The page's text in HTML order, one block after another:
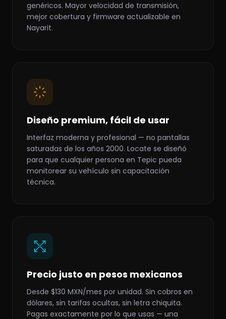
genéricos. Mayor velocidad de transmisión,
mejor cobertura y firmware actualizable en
Nayarit.
Diseño premium, fácil de usar
Interfaz moderna y profesional — no pantallas
saturadas de los años 2000. Locate se diseñó
para que cualquier persona en Tepic pueda
monitorear su vehículo sin capacitación
técnica.
Precio justo en pesos mexicanos
Desde $130 MXN/mes por unidad. Sin cobros en
dólares, sin tarifas ocultas, sin letra chiquita.
Pagas exactamente por lo que usas — una